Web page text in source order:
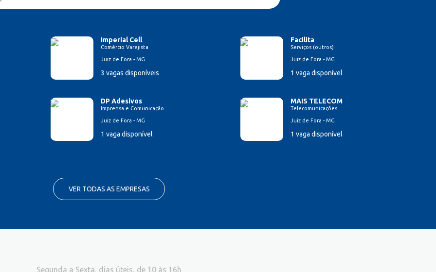
Imperial Cell
Comércio Varejista
Juiz de Fora - MG
3 vagas disponíveis
Facilita
Serviços (outros)
Juiz de Fora - MG
1 vaga disponível
DP Adesivos
Imprensa e Comunicação
Juiz de Fora - MG
1 vaga disponível
MAIS TELECOM
Telecomunicações
Juiz de Fora - MG
1 vaga disponível
VER TODAS AS EMPRESAS
Segunda a Sexta, dias úteis, de 10 às 16h